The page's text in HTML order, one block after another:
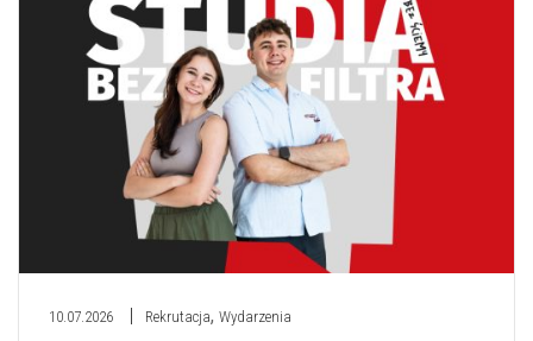
10.07.2026 Rekrutacja, Wydarzenia